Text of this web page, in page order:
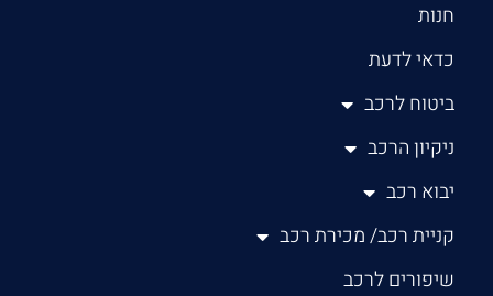
חנות
כדאי לדעת
ביטוח לרכב
ניקיון הרכב
יבוא רכב
קניית רכב/ מכירת רכב
שיפורים לרכב